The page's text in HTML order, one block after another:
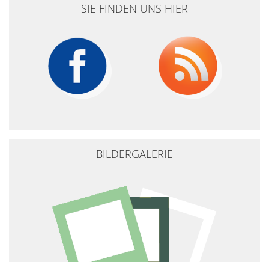
SIE FINDEN UNS HIER
BILDERGALERIE